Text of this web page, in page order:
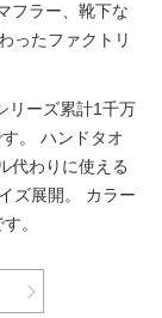
フラー、靴下な
ったファクトリ
リーズ累計1千万
。
ハンドタオ
代わりに使える
ズ展開。
カラー
。